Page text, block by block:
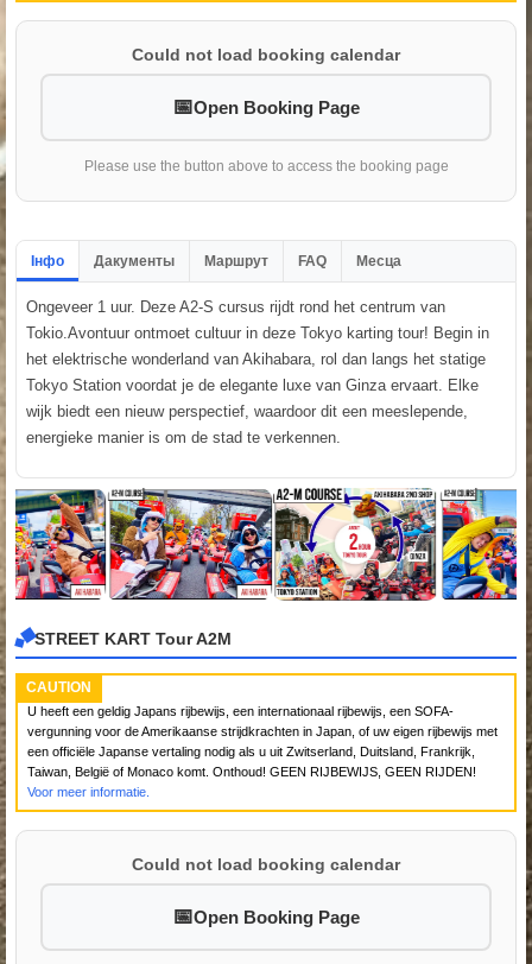
Could not load booking calendar
Open Booking Page
Please use the button above to access the booking page
Інфо Дакументы Маршрут FAQ Месца
Ongeveer 1 uur. Deze A2-S cursus rijdt rond het centrum van
Tokio.Avontuur ontmoet cultuur in deze Tokyo karting tour! Begin in
het elektrische wonderland van Akihabara, rol dan langs het statige
Tokyo Station voordat je de elegante luxe van Ginza ervaart. Elke
wijk biedt een nieuw perspectief, waardoor dit een meeslepende,
energieke manier is om de stad te verkennen.
STREET KART Tour A2M
CAUTION
U heeft een geldig Japans rijbewijs, een internationaal rijbewijs, een SOFA-
vergunning voor de Amerikaanse strijdkrachten in Japan, of uw eigen rijbewijs met
een officiële Japanse vertaling nodig als u uit Zwitserland, Duitsland, Frankrijk,
Taiwan, België of Monaco komt. Onthoud! GEEN RIJBEWIJS, GEEN RIJDEN!
Voor meer informatie.
Could not load booking calendar
Open Booking Page